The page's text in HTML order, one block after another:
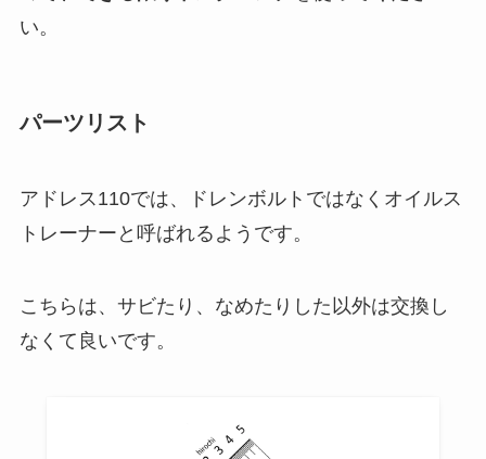
い。
パーツリスト
アドレス110では、ドレンボルトではなくオイルス
トレーナーと呼ばれるようです。
こちらは、サビたり、なめたりした以外は交換し
なくて良いです。